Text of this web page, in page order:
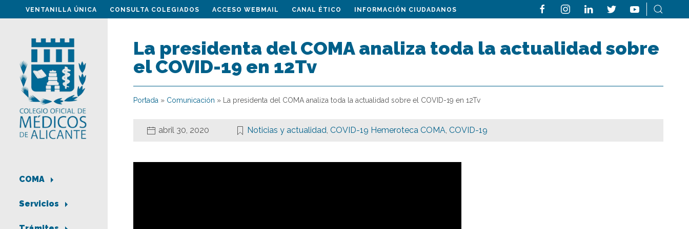
VENTANILLA ÚNICA CONSULTA COLEGIADOS ACCESO WEBMAIL CANAL ÉTICO INFORMACIÓN CIUDADANOS
COMA
Servicios
La presidenta del COMA analiza toda la actualidad sobre
el COVID-19 en 12Tv
Portada » Comunicación » La presidenta del COMA analiza toda la actualidad sobre el COVID-19 en 12Tv
abril 30, 2020 Noticias y actualidad, COVID-19 Hemeroteca COMA, COVID-19